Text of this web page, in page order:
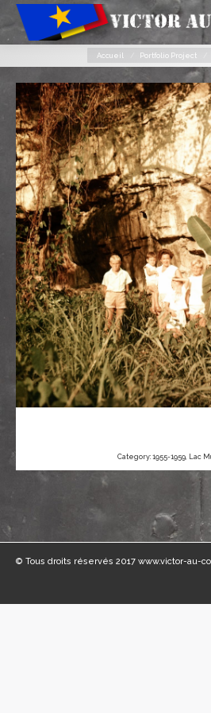
Accueil Portfolio Project
Category: 1955-1959, Lac
© Tous droits réservés 2017 www.victor-au-